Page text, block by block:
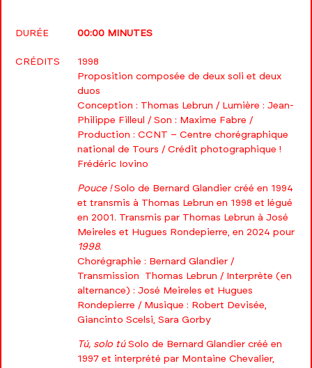
DURÉE 00:00 MINUTES
CRÉDITS
1998
Proposition composée de deux soli et deux
duos
Conception : Thomas Lebrun / Lumière : Jean-
Philippe Filleul / Son : Maxime Fabre /
Production : CCNT – Centre chorégraphique
national de Tours / Crédit photographique !
Frédéric Iovino
Pouce !Solo de Bernard Glandier créé en 1994
et transmis à Thomas Lebrun en 1998 et légué
en 2001. Transmis par Thomas Lebrun à José
Meireles et Hugues Rondepierre, en 2024 pour
1998.
Chorégraphie : Bernard Glandier /
Transmission Thomas Lebrun / Interprète (en
alternance) : José Meireles et Hugues
Rondepierre / Musique : Robert Devisée,
Giancinto Scelsi, Sara Gorby
Tú, solo tú Solo de Bernard Glandier créé en
1997 et interprété par Montaine Chevalier,